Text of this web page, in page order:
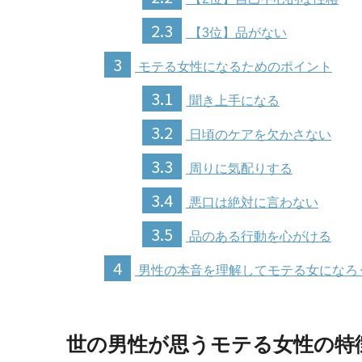
2.3 【3位】品がない
3 モテる女性になるためのポイント
3.1 聞き上手になる
3.2 日頃のケアを欠かさない
3.3 周りに気配りする
3.4 悪口は絶対に言わない
3.5 品のある行動を心がける
4 男性の本音を理解してモテる女になろ
世の男性が思うモテる女性の特